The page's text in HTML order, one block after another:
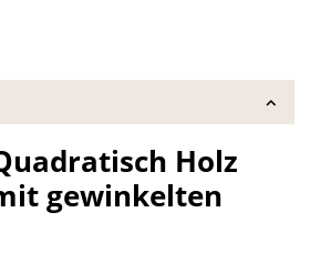
Holz
gewinkelten